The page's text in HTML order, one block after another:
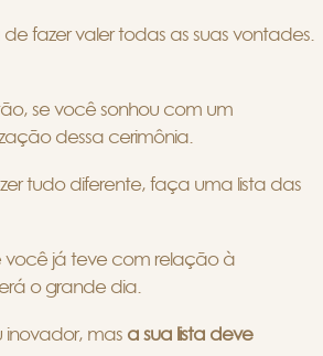
fazer valer todas as suas vontades.
se você sonhou com um
dessa cerimônia.
tudo diferente, faça uma lista das
você já teve com relação à
o grande dia.
inovador, mas a sua lista deve